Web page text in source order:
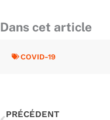
Dans cet article
COVID-19
PRÉCÉDENT